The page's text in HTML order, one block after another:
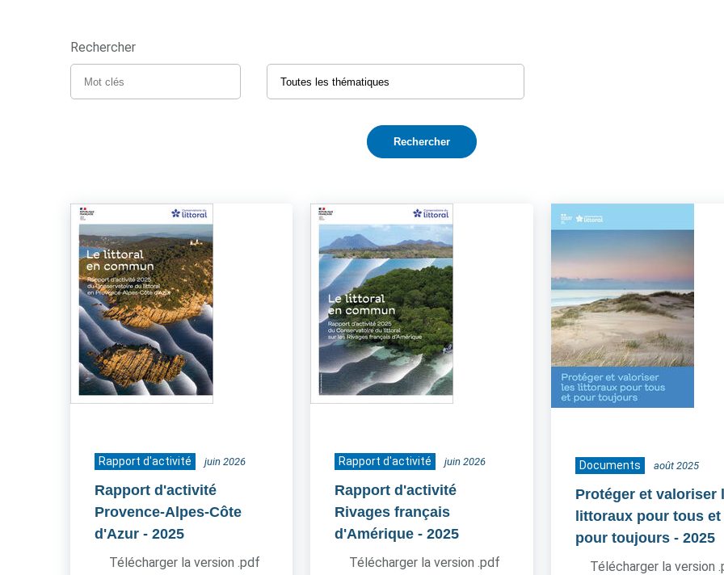
Rechercher
Rapport d'activité juin 2026
Rapport d'activité
Provence-Alpes-Côte
d'Azur - 2025
Télécharger la version .pdf
Rapport d'activité juin 2026
Rapport d'activité
Rivages français
d'Amérique - 2025
Télécharger la version .pdf
Documents août 2025
Protéger et valoriser
littoraux pour tous et
pour toujours - 2025
Télécharger la version